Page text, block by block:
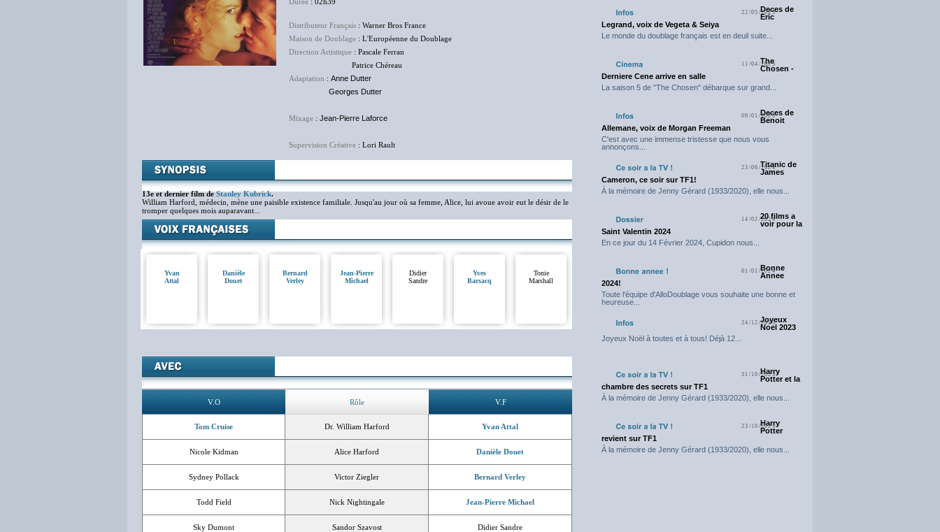
Distributeur Français : Warner Bros France
Maison de Doublage : L'Européenne du Doublage
Direction Artistique : Pascale Ferran
Patrice Chéreau
Adaptation : Anne Dutter
Georges Dutter
Mixage : Jean-Pierre Laforce
Supervision Créative : Lori Rault
13e et dernier film deStanley Kubrick.
William Harford, médecin, mène une paisible existence familiale. Jusqu'au jour où sa femme, Alice, lui avoue avoir eut le désir de le
tromper quelques mois auparavant...
Yvan
Attal
Danièle
Douet
Bernard
Verley
Jean-Pierre
Michael
Didier
Sandre
Yves
Barsacq
Tonie
Marshall
V.O Rôle V.F
Tom Cruise Dr. William Harford Yvan Attal
Nicole Kidman Alice Harford Danièle Douet
Sydney Pollack Victor Ziegler Bernard Verley
Todd Field Nick Nightingale Jean-Pierre Michael
Sky Dumont Sandor Szavost Didier Sandre
22/05/2025Deces de
Eric
Legrand, voix de Vegeta & Seiya
Le monde du doublage français est en deuil suite...
11/04/2025
The
Chosen -
Derniere Cene arrive en salle
La saison 5 de "The Chosen" débarque sur grand...
09/01/2025Deces de
Benoit
Allemane, voix de Morgan Freeman
C'est avec une immense tristesse que nous vous
annonçons...
23/06/2024Titanic de
James
Cameron, ce soir sur TF1!
À la mémoire de Jenny Gérard (1933/2020), elle nous...
14/02/202420 films a
voir pour la
Saint Valentin 2024
En ce jour du 14 Février 2024, Cupidon nous...
01/01/2024
Bonne
Annee
2024!
Toute l'équipe d'AlloDoublage vous souhaite une bonne et
heureuse...
24/12/2023
Joyeux
Noel 2023
Joyeux Noël à toutes et à tous! Déjà 12...
31/10/2023
Harry
Potter et la
chambre des secrets sur TF1
À la mémoire de Jenny Gérard (1933/2020), elle nous...
23/10/2023
Harry
Potter
revient sur TF1
À la mémoire de Jenny Gérard (1933/2020), elle nous...